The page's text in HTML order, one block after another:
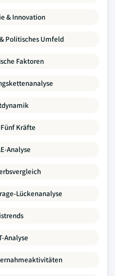
& Innovation
Politisches Umfeld
Faktoren
Kräfte
Analyse
Lückenanalyse
Analyse